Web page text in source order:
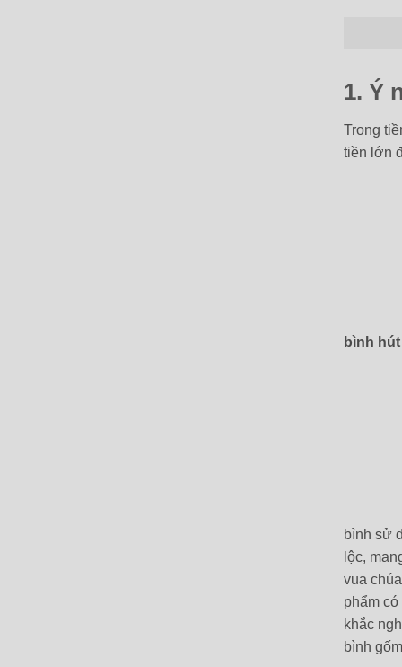
1. Ý
Trong
tiền lớn
bình
bình sử
lộc,
vua
phẩm
khắc
bình